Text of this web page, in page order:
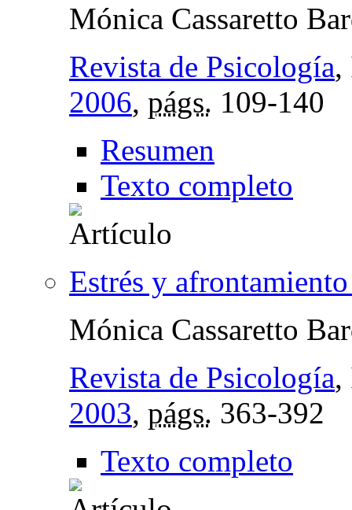
Mónica Cassaretto
Revista de Psicología,
2006, págs. 109-140
Resumen
Texto completo
Estrés y
Mónica Cassaretto
Revista de Psicología,
2003, págs. 363-392
Texto completo